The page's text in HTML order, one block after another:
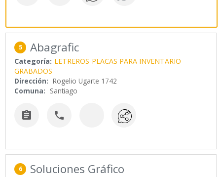
5 Abagrafic
Categoría: LETREROS PLACAS PARA INVENTARIO
GRABADOS
Dirección: Rogelio Ugarte 1742
Comuna: Santiago
 
6 Soluciones Gráfico